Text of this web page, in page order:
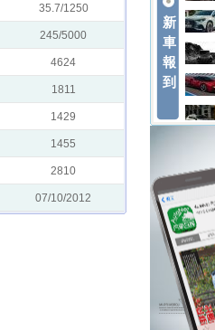
35.7/1250
245/5000
4624
1811
1429
1455
2810
07/10/2012
駕，
ptain
EV
技的
SO
ntis
心開
救助
全新
展示
熱血
隊表
拌車
一探
新
車
報
到
per
場
付至
休
全台
起展
盤與
大型
日】